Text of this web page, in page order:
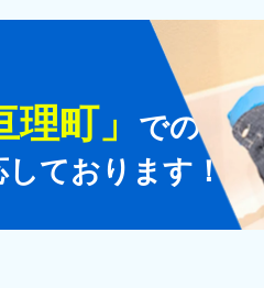
理町」
での
ております！